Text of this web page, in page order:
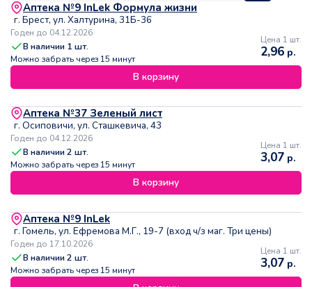
Аптека №9 InLek Формула жизни
г. Брест, ул. Халтурина, 31Б-36
Годен до 04.12.2026
В наличии 1 шт.
Можно забрать через 15 минут
Цена 1 шт.
2,96 р.
В корзину
Аптека №37 Зеленый лист
г. Осиповичи, ул. Сташкевича, 43
Годен до 04.12.2026
В наличии2 шт.
Можно забрать через 15 минут
Цена 1 шт.
3,07 р.
В корзину
Аптека №9 InLek
г. Гомель, ул. Ефремова М.Г., 19-7 (вход ч/з маг. Три цены)
Годен до 17.10.2026
В наличии2 шт.
Можно забрать через 15 минут
Цена 1 шт.
3,07 р.